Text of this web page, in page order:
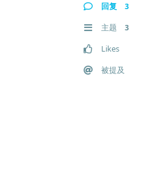
回复 3
主题 3
Likes
被提及